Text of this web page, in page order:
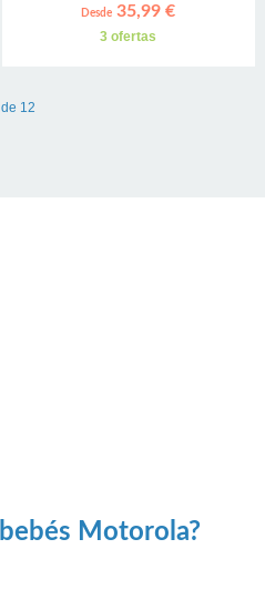
Desde 35,99 €
3 ofertas
12
Motorola?